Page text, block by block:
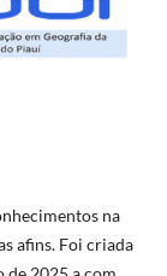
na
afins. Foi criada